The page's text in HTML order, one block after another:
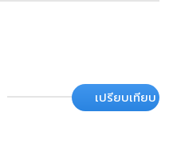
เปรียบเทียบ